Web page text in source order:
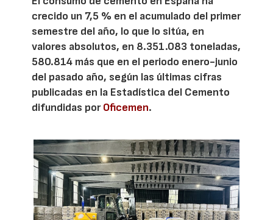
crecido un 7,5 % en el acumulado del primer
semestre del año, lo que lo sitúa, en
valores absolutos, en 8.351.083 toneladas,
580.814 más que en el periodo enero-junio
del pasado año, según las últimas cifras
publicadas en la Estadística del Cemento
difundidas porOficemen.